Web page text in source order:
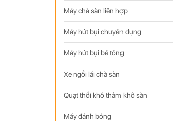
Máy chà sàn liên hợp
Máy hút bụi chuyên dụng
Máy hút bụi bê tông
Xe ngồi lái chà sàn
Quạt thồi khô thảm khô sàn
Máy đánh bóng